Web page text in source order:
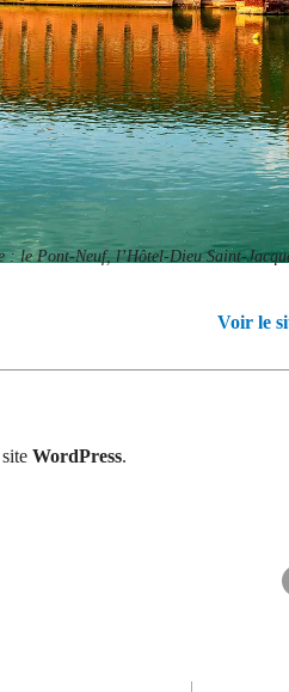
: le Pont-Neuf, l’Hôtel-Dieu Saint-
Voir le
WordPress.